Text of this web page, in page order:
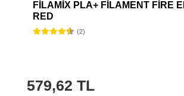
FILAMIX PLA+ FILAMENT FIRE
RED
(2)
579,62 TL